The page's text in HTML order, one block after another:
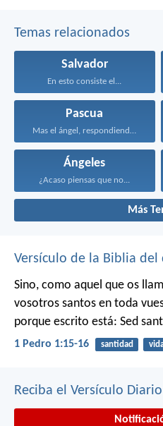
Temas relacionados
Salvador
En esto consiste el...
Pascua
Mas el ángel, respondiendo...
Ángeles
¿Acaso piensas que no...
Más
Versículo de la Biblia del
Sino, como aquel que os
vosotros santos en toda
porque escrito está: Sed
1 Pedro 1:15-16 santidad
Reciba el Versículo